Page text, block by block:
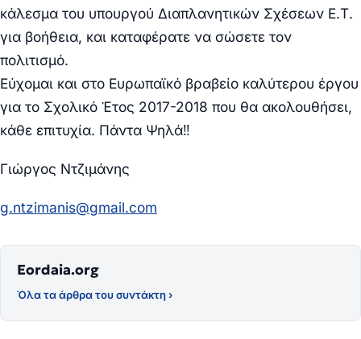
κάλεσμα του υπουργού Διαπλανητικών Σχέσεων Ε.Τ.
για βοήθεια, και καταφέρατε να σώσετε τον
πολιτισμό.
Εύχομαι και στο Ευρωπαϊκό βραβείο καλύτερου έργου
για το Σχολικό Έτος 2017-2018 που θα ακολουθήσει,
κάθε επιτυχία. Πάντα Ψηλά‼
Γιώργος Ντζιμάνης
g.ntzimanis@gmail.com
Eordaia.org
Όλα τα άρθρα του συντάκτη ›